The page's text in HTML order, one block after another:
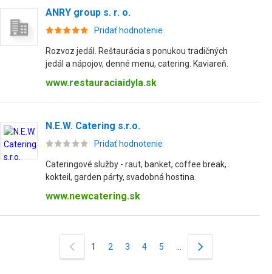
ANRY group s. r. o.
Pridať hodnotenie
Rozvoz jedál. Reštaurácia s ponukou tradičných
jedál a nápojov, denné menu, catering. Kaviareň.
www.restauraciaidyla.sk
N.E.W. Catering s.r.o.
Pridať hodnotenie
Cateringové služby - raut, banket, coffee break,
kokteil, garden párty, svadobná hostina.
www.newcatering.sk
1 2 3 4 5